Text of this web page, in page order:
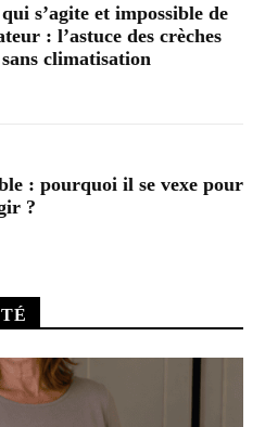
s’agite et impossible de
: l’astuce des crèches
climatisation
: pourquoi il se vexe pour
?